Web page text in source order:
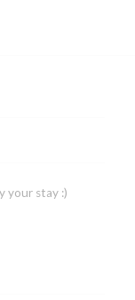
your stay :)